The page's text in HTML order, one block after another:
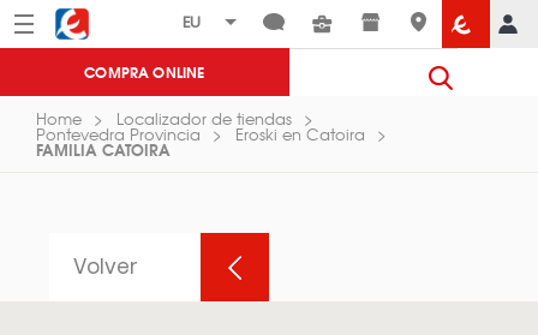
Menú Eroski
COMPRA ONLINE
Home Localizador de tiendas
Pontevedra Provincia Eroski en Catoira
FAMILIA CATOIRA
Volver